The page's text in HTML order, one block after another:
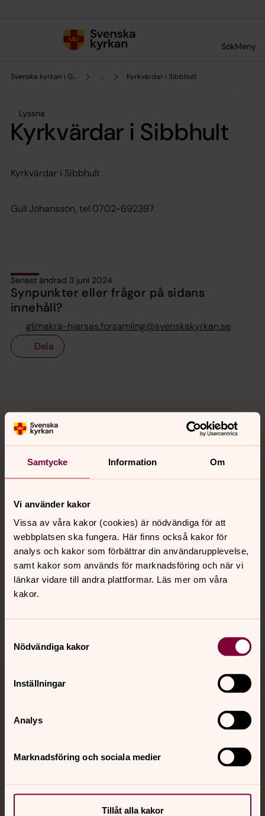
Samtycke Information Om
Vi använder kakor
Vissa av våra kakor (cookies) är nödvändiga för att
webbplatsen ska fungera. Här finns också kakor för
analys och kakor som förbättrar din användarupplevelse,
samt kakor som används för marknadsföring och när vi
länkar vidare till andra plattformar. Läs mer om våra
kakor.
Nödvändiga kakor
Inställningar
Analys
Marknadsföring och sociala medier
Tillåt alla kakor
SökMeny
Svenska kyrkan i Glimåkra-Hjärsås ... Kyrkvärdar i Sibbhult
Lyssna
Kyrkvärdar i Sibbhult
Kyrkvärdar i Sibbhult
Gull Johansson, tel 0702-692397
Senast ändrad 3 juni 2024
Synpunkter eller frågor på sidans
innehåll?
glimakra-hjarsas.forsamling@svenskakyrkan.se
Dela
Kontakt
Kalender
Hitta snabbt
Sociala kanaler
Jourhavande präst
Akut samtals- och krisstöd. Prata eller chatta anonymt
Digitalt brev
Telefon 112